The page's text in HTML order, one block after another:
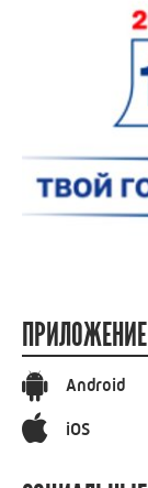
02.08.2026 18:12
туризму
регулярно
08.10.2022 10:10
на
РАДИО